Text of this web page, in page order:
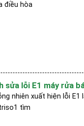
điều hòa
sửa lỗi E1 máy rửa
nhiên xuất hiện lỗi
tìm